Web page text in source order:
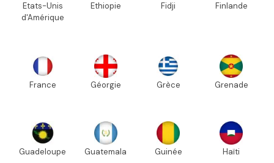
Etats-Unis
d'Amérique
Ethiopie Fidji Finlande
France Géorgie Grèce Grenade
Guadeloupe Guatemala Guinée Haïti